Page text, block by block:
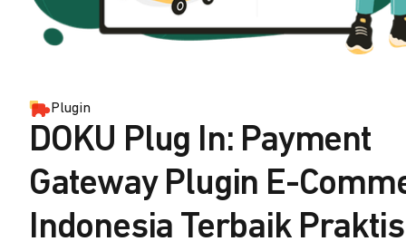
Plugin
DOKU Plug In: Payment
Gateway Plugin E-
Indonesia Terbaik Praktis